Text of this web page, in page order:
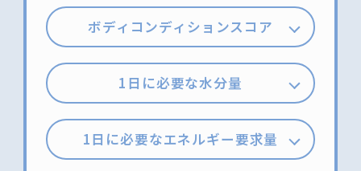
ボディコンディションスコア
1日に必要な水分量
1日に必要なエネルギー要求量